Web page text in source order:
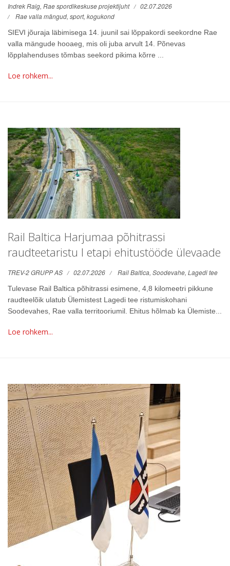
Indrek Raig, Rae spordikeskuse projektijuht
02.07.2026
Rae valla mängud, sport, kogukond
SIEVI jõuraja läbimisega 14. juunil sai lõppakordi seekordne Rae
valla mängude hooaeg, mis oli juba arvult 14. Põnevas
lõpplahenduses tõmbas seekord pikima kõrre ...
Loe rohkem...
Rail Baltica Harjumaa põhitrassi
raudteetaristu I etapi ehitustööde ülevaade
TREV-2 GRUPP AS 02.07.2026 Rail Baltica, Soodevahe, Lagedi tee
Tulevase Rail Baltica põhitrassi esimene, 4,8 kilomeetri pikkune
raudteelõik ulatub Ülemistest Lagedi tee ristumiskohani
Soodevahes, Rae valla territooriumil. Ehitus hõlmab ka Ülemiste...
Loe rohkem...